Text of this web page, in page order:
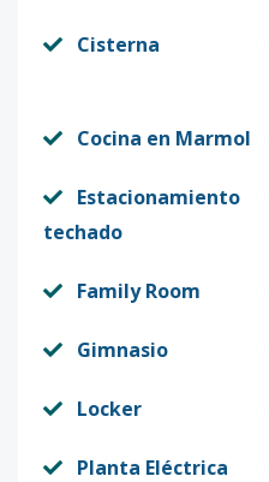
Cisterna
Cocina en Marmol
Estacionamiento
techado
Family Room
Gimnasio
Locker
Planta Eléctrica